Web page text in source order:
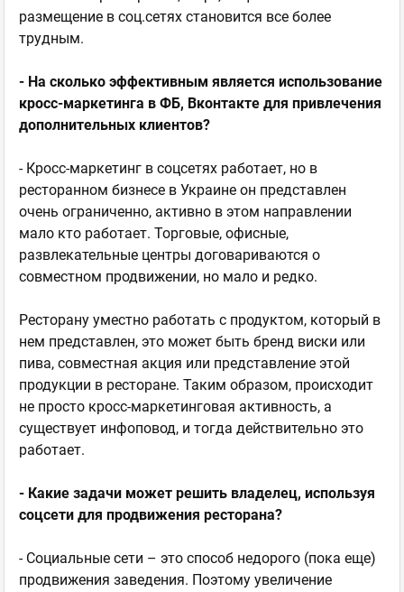
размещение в соц.сетях становится все более
трудным.
- На сколько эффективным является использование
кросс-маркетинга в ФБ, Вконтакте для привлечения
дополнительных клиентов?
- Кросс-маркетинг в соцсетях работает, но в
ресторанном бизнесе в Украине он представлен
очень ограниченно, активно в этом направлении
мало кто работает. Торговые, офисные,
развлекательные центры договариваются о
совместном продвижении, но мало и редко.
Ресторану уместно работать с продуктом, который в
нем представлен, это может быть бренд виски или
пива, совместная акция или представление этой
продукции в ресторане. Таким образом, происходит
не просто кросс-маркетинговая активность, а
существует инфоповод, и тогда действительно это
работает.
- Какие задачи может решить владелец, используя
соцсети для продвижения ресторана?
- Социальные сети – это способ недорого (пока еще)
продвижения заведения. Поэтому увеличение